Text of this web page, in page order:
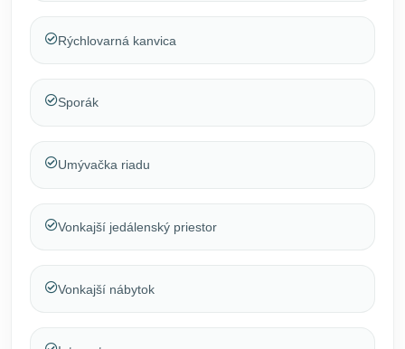
Rýchlovarná kanvica
Sporák
Umývačka riadu
Vonkajší jedálenský priestor
Vonkajší nábytok